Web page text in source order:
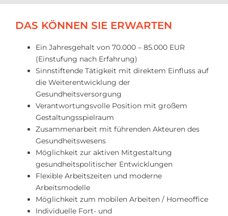
DAS KÖNNEN SIE ERWARTEN
Ein Jahresgehalt von 70.000 – 85.000 EUR
(Einstufung nach Erfahrung)
Sinnstiftende Tätigkeit mit direktem Einfluss auf
die Weiterentwicklung der
Gesundheitsversorgung
Verantwortungsvolle Position mit großem
Gestaltungsspielraum
Zusammenarbeit mit führenden Akteuren des
Gesundheitswesens
Möglichkeit zur aktiven Mitgestaltung
gesundheitspolitischer Entwicklungen
Flexible Arbeitszeiten und moderne
Arbeitsmodelle
Möglichkeit zum mobilen Arbeiten / Homeoffice
Individuelle Fort- und